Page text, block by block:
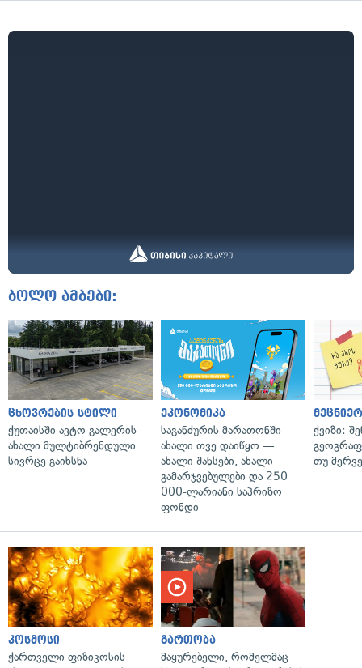
ბოლო ამბები:
ცხოვრების სტილი
ქუთაისში ავტო გალერის
ახალი მულტიბრენდული
სივრცე გაიხსნა
ეკონომიკა
საგანძურის მარათონში
ახალი თვე დაიწყო —
ახალი შანსები, ახალი
გამარჯვებულები და 250
000-ლარიანი საპრიზო
ფონდი
ქვიზი:
თუ
კოსმოსი
ქართველი ფიზიკოსის
გართობა
მაყურებელი, რომელმაც